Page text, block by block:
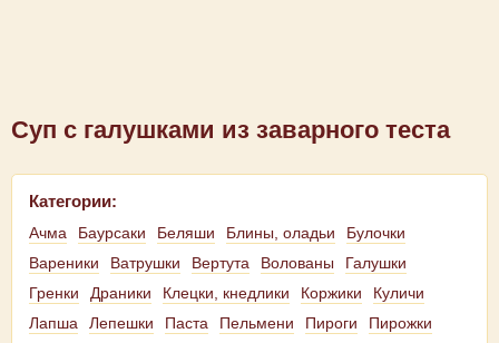
Суп с галушками из заварного теста
Категории:
Ачма Баурсаки Беляши Блины, оладьи
Булочки
Вареники
Ватрушки Вертута Волованы
Галушки
Гренки
Драники Клецки, кнедлики Коржики
Куличи
Лапша
Лепешки Паста Пельмени Пироги
Пирожки